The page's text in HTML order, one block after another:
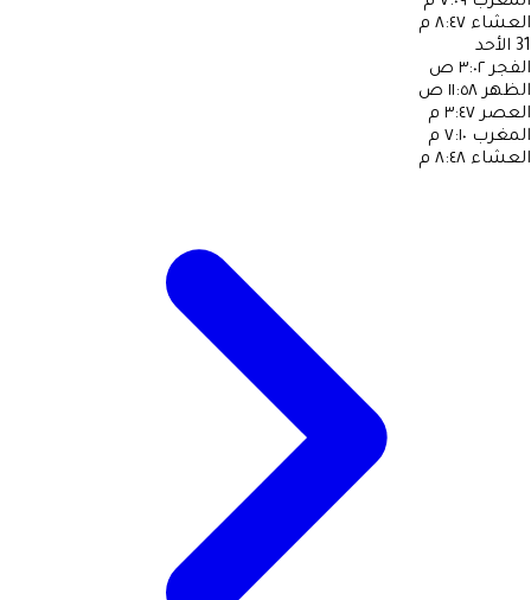
العشاء ٨:٤٧ م
31 الأحد
الفجر ٣:٠٢ ص
الظهر ١١:٥٨ ص
العصر ٣:٤٧ م
المغرب ٧:١٠ م
العشاء ٨:٤٨ م